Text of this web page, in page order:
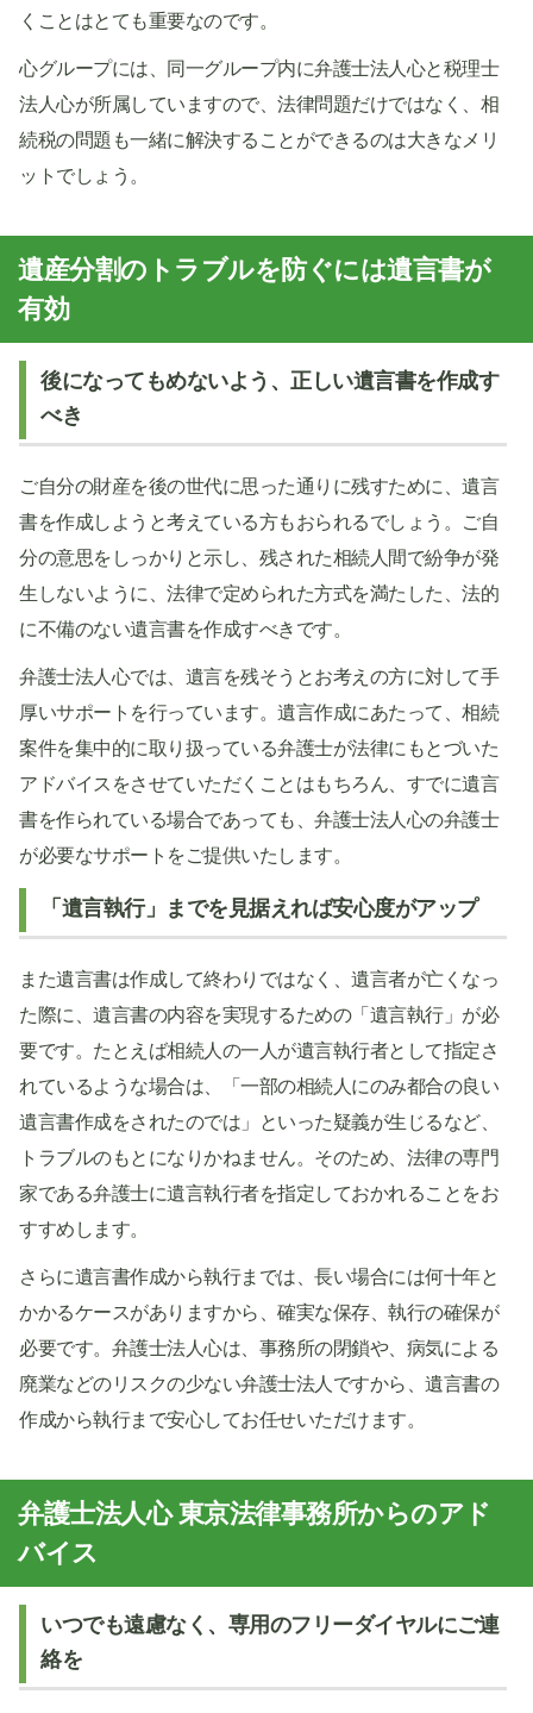
くことはとても重要なのです。
心グループには、同一グループ内に弁護士法人心と税理士
法人心が所属していますので、法律問題だけではなく、相
続税の問題も一緒に解決することができるのは大きなメリ
ットでしょう。
遺産分割のトラブルを防ぐには遺言書が
有効
後になってもめないよう、正しい遺言書を作成す
べき
ご自分の財産を後の世代に思った通りに残すために、遺言
書を作成しようと考えている方もおられるでしょう。ご自
分の意思をしっかりと示し、残された相続人間で紛争が発
生しないように、法律で定められた方式を満たした、法的
に不備のない遺言書を作成すべきです。
弁護士法人心では、遺言を残そうとお考えの方に対して手
厚いサポートを行っています。遺言作成にあたって、相続
案件を集中的に取り扱っている弁護士が法律にもとづいた
アドバイスをさせていただくことはもちろん、すでに遺言
書を作られている場合であっても、弁護士法人心の弁護士
が必要なサポートをご提供いたします。
「遺言執行」までを見据えれば安心度がアップ
また遺言書は作成して終わりではなく、遺言者が亡くなっ
た際に、遺言書の内容を実現するための「遺言執行」が必
要です。たとえば相続人の一人が遺言執行者として指定さ
れているような場合は、「一部の相続人にのみ都合の良い
遺言書作成をされたのでは」といった疑義が生じるなど、
トラブルのもとになりかねません。そのため、法律の専門
家である弁護士に遺言執行者を指定しておかれることをお
すすめします。
さらに遺言書作成から執行までは、長い場合には何十年と
かかるケースがありますから、確実な保存、執行の確保が
必要です。弁護士法人心は、事務所の閉鎖や、病気による
廃業などのリスクの少ない弁護士法人ですから、遺言書の
作成から執行まで安心してお任せいただけます。
弁護士法人心 東京法律事務所からのアド
バイス
いつでも遠慮なく、専用のフリーダイヤルにご連
絡を